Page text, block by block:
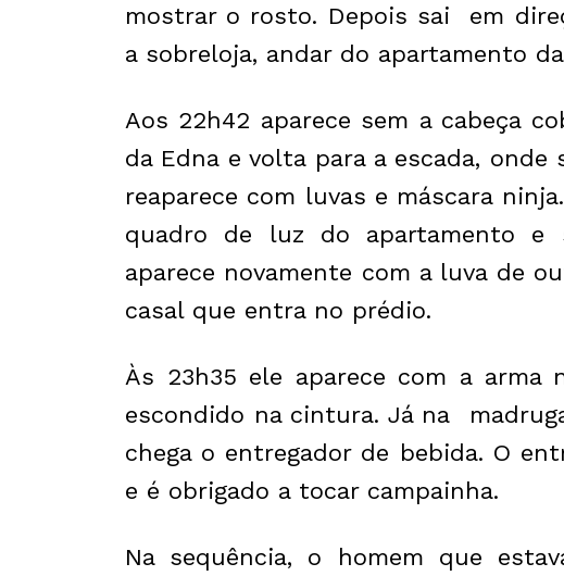
mostrar o rosto. Depois sai em
a sobreloja, andar do apartamento
Aos 22h42 aparece sem a cabeça
da Edna e volta para a escada, onde
reaparece com luvas e máscara
quadro de luz do apartamento e
aparece novamente com a luva de
casal que entra no prédio.
Às 23h35 ele aparece com a arma
escondido na cintura. Já na
chega o entregador de bebida. O
e é obrigado a tocar campainha.
Na sequência, o homem que